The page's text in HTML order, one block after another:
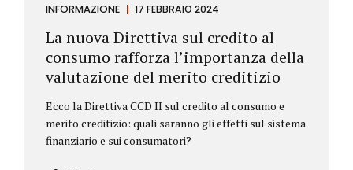
INFORMAZIONE 17 FEBBRAIO 2024
La nuova Direttiva sul credito al
consumo rafforza l’importanza della
valutazione del merito creditizio
Ecco la Direttiva CCD II sul credito al consumo e
merito creditizio: quali saranno gli effetti sul sistema
finanziario e sui consumatori?